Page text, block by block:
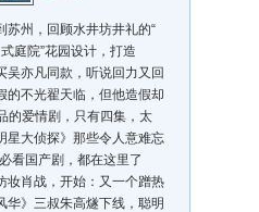
苏州，回顾水井坊井礼的“
庭院”花园设计，打造
吴亦凡同款，听说回力又回
的不光翟天临，但他造假却
的爱情剧，只有四集，太
星大侦探》那些令人意难忘
看国产剧，都在这里了
妆肖战，开始：又一个蹭热
华》三叔朱高燧下线，聪明